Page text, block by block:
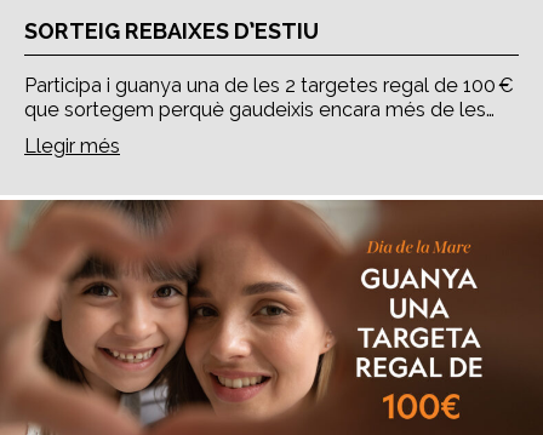
SORTEIG REBAIXES D’ESTIU
Participa i guanya una de les 2 targetes regal de 100 €
que sortegem perquè gaudeixis encara més de les…
Llegir més